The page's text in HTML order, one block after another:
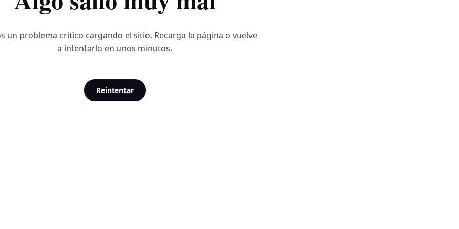
un problema crítico cargando el sitio. Recarga la página o vuelve
a intentarlo en unos minutos.
Reintentar